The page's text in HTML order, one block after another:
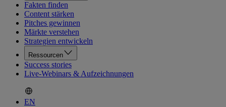
Fakten finden
Content stärken
Pitches gewinnen
Märkte verstehen
Strategien entwickeln
Ressourcen
Success stories
Live-Webinars & Aufzeichnungen
EN